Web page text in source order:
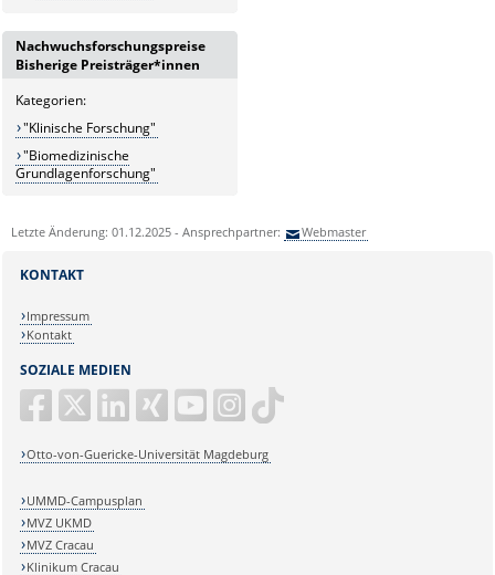
Nachwuchsforschungspreise
Bisherige Preisträger*innen
Kategorien:
"Klinische Forschung"
"Biomedizinische
Grundlagenforschung"
Letzte Änderung: 01.12.2025 - Ansprechpartner: Webmaster
SOZIALE MEDIEN
Otto-von-Guericke-Universität Magdeburg
KONTAKT
Impressum
Kontakt
UMMD-Campusplan
MVZ UKMD
MVZ Cracau
Klinikum Cracau